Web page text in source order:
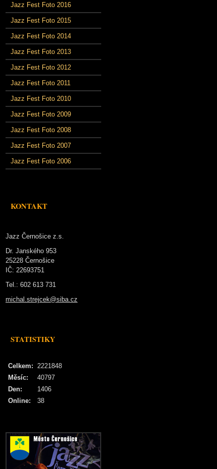
Jazz Fest Foto 2016
Jazz Fest Foto 2015
Jazz Fest Foto 2014
Jazz Fest Foto 2013
Jazz Fest Foto 2012
Jazz Fest Foto 2011
Jazz Fest Foto 2010
Jazz Fest Foto 2009
Jazz Fest Foto 2008
Jazz Fest Foto 2007
Jazz Fest Foto 2006
KONTAKT
Jazz Černošice z.s.
Dr. Janského 953
25228 Černošice
IČ: 22693751
Tel.: 602 613 731
michal.strejcek@siba.cz
STATISTIKY
Online: 38
Celkem: 2221848
Měsíc:
40797
Den:
1406